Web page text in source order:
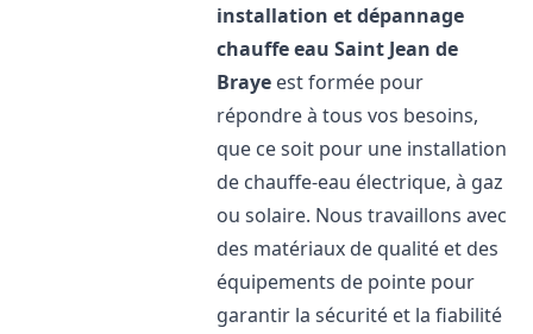
installation et dépannage
chauffe eau Saint Jean de
Braye est formée pour
répondre à tous vos besoins,
que ce soit pour une installation
de chauffe-eau électrique, à gaz
ou solaire. Nous travaillons avec
des matériaux de qualité et des
équipements de pointe pour
garantir la sécurité et la fiabilité